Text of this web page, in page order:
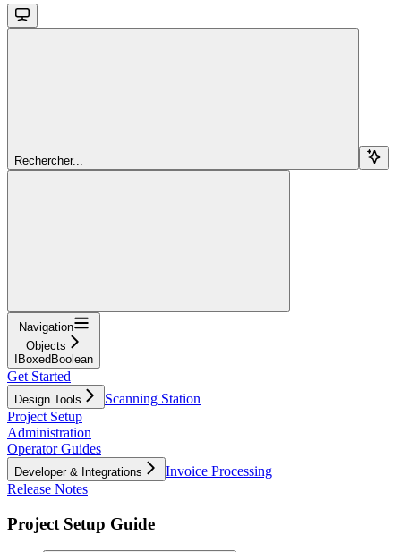
Rechercher...
Navigation
Objects
IBoxedBoolean
Get Started
Design Tools
Scanning Station
Project Setup
Administration
Operator Guides
Developer & Integrations
Invoice Processing
Release Notes
Project Setup Guide